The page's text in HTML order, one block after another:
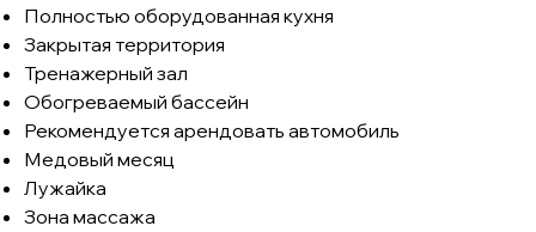
Полностью оборудованная кухня
Закрытая территория
Тренажерный зал
Обогреваемый бассейн
Рекомендуется арендовать автомобиль
Медовый месяц
Лужайка
Зона массажа